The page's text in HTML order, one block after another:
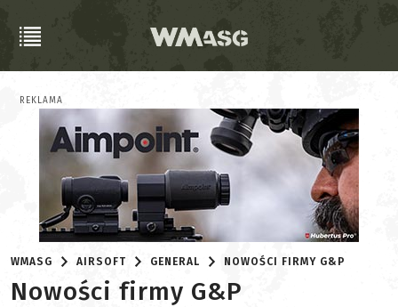
REKLAMA
WMASG AIRSOFT GENERAL NOWOŚCI FIRMY G&P
Nowości firmy G&P